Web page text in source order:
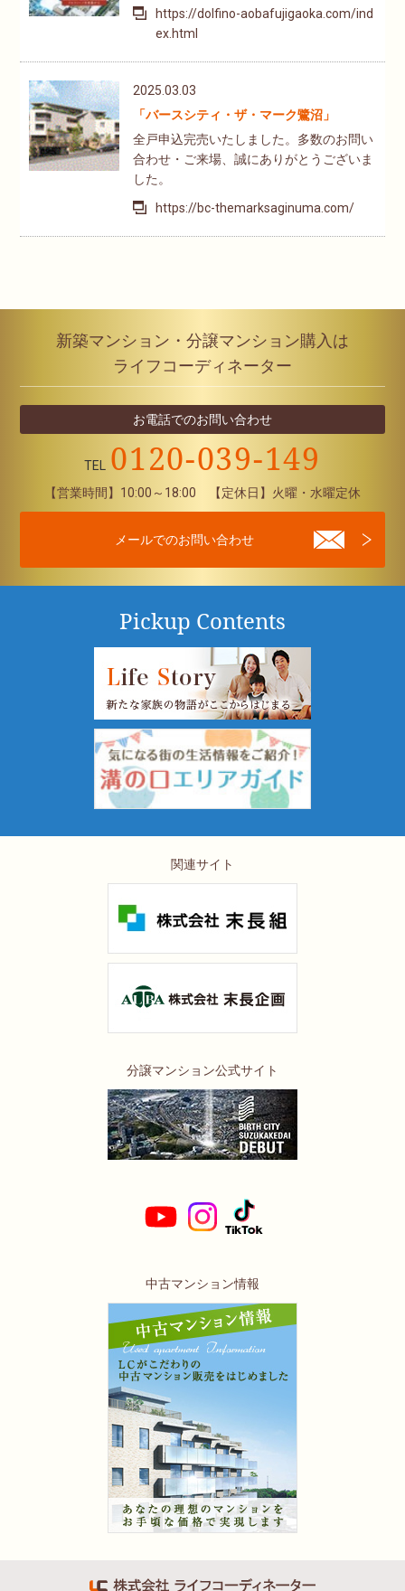
https://dolfino-aobafujigaoka.com/ind
ex.html
2025.03.03
「バースシティ・ザ・マーク鷺沼」
全戸申込完売いたしました。多数のお問い
合わせ・ご来場、誠にありがとうございま
した。
https://bc-themarksaginuma.com/
新築マンション・分譲マンション購入は
ライフコーディネーター
お電話でのお問い合わせ
TEL 0120-039-149
【営業時間】10:00～18:00 【定休日】火曜・水曜定休
メールでのお問い合わせ
Pickup Contents
関連サイト
分譲マンション公式サイト
中古マンション情報